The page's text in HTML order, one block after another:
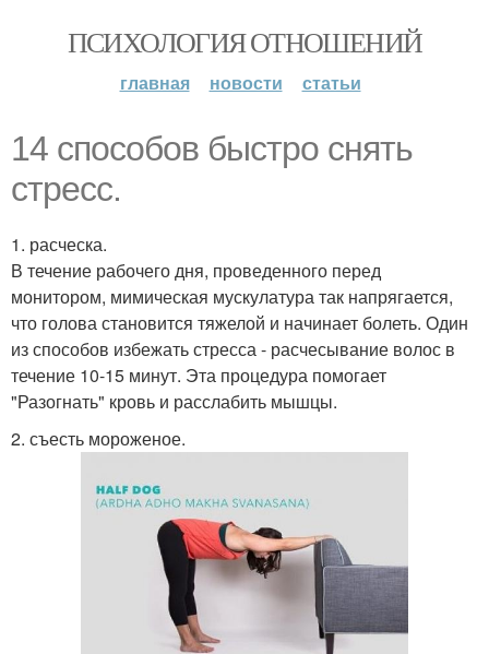
ПСИХОЛОГИЯ ОТНОШЕНИЙ
главная новости статьи
14 способов быстро снять
стресс.
1. расческа.
В течение рабочего дня, проведенного перед
монитором, мимическая мускулатура так напрягается,
что голова становится тяжелой и начинает болеть. Один
из способов избежать стресса - расчесывание волос в
течение 10-15 минут. Эта процедура помогает
"Разогнать" кровь и расслабить мышцы.
2. съесть мороженое.